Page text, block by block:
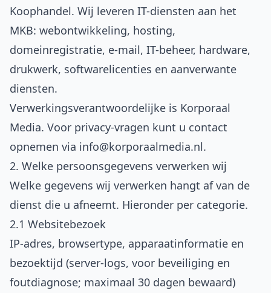
Koophandel. Wij leveren IT-diensten aan het
MKB: webontwikkeling, hosting,
domeinregistratie, e-mail, IT-beheer, hardware,
drukwerk, softwarelicenties en aanverwante
diensten.
Verwerkingsverantwoordelijke is Korporaal
Media. Voor privacy-vragen kunt u contact
opnemen via info@korporaalmedia.nl.
2. Welke persoonsgegevens verwerken wij
Welke gegevens wij verwerken hangt af van de
dienst die u afneemt. Hieronder per categorie.
2.1 Websitebezoek
IP-adres, browsertype, apparaatinformatie en
bezoektijd (server-logs, voor beveiliging en
foutdiagnose; maximaal 30 dagen bewaard)